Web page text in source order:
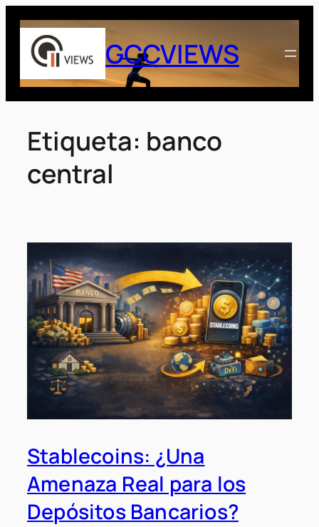
Saltar
contenido
GCCVIEWS
Etiqueta: banco
central
Stablecoins: ¿Una
Amenaza Real para los
Depósitos Bancarios?